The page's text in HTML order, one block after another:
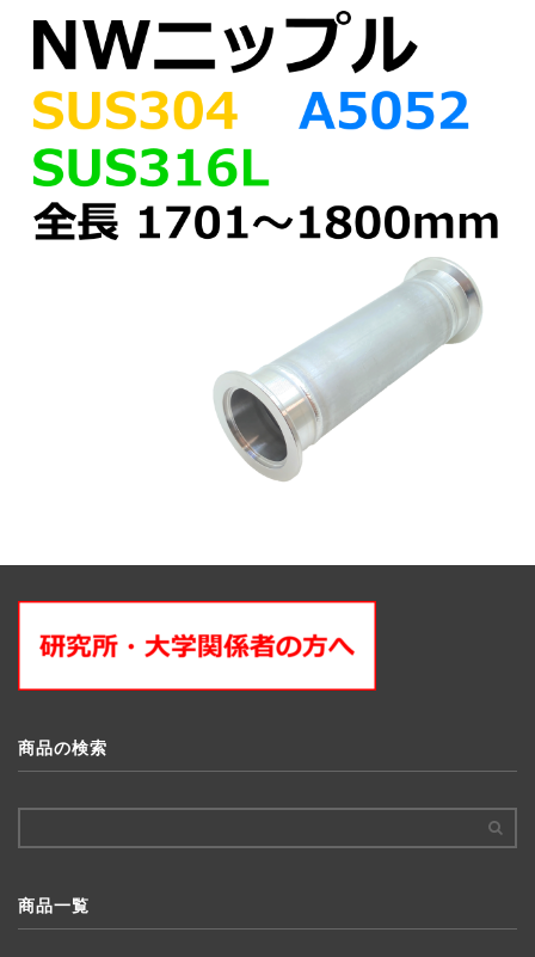
商品の検索
商品一覧